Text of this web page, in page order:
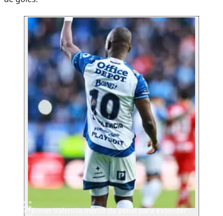
Enner Valencia marcó de penal para extender